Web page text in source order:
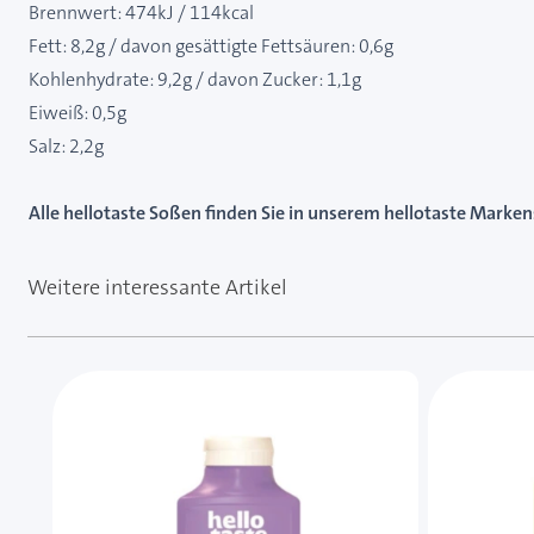
Brennwert: 474kJ / 114kcal
Fett: 8,2g / davon gesättigte Fettsäuren: 0,6g
Kohlenhydrate: 9,2g / davon Zucker: 1,1g
Eiweiß: 0,5g
Salz: 2,2g
Alle hellotaste Soßen finden Sie in unserem hellotaste
Weitere interessante Artikel